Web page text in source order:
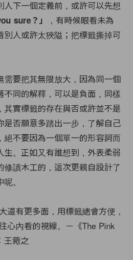
下一個定義前，或許可以先想
sure？」
，有時候眼看未為
別人或許太狹隘；把標籤撕掉可
需要把其無限放大，因為同一個
不同的解釋，可以是負面，同樣
其實標籤的存在與否或許並不是
是否願意多踏出一步，了解自己
絕不要因為一個單一的形容詞而
生。正如又有誰想到，外表柔弱
修讀木工的，這次更親自設計了
。
道有更多面，用標籤總會方便，
心內看的視線。－《The Pink
王菀之